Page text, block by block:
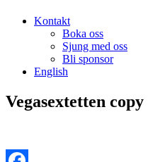
Kontakt
Boka oss
Sjung med oss
Bli sponsor
English
Vegasextetten copy